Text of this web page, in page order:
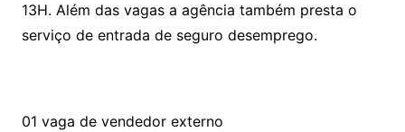
13H. Além das vagas a agência também presta o
serviço de entrada de seguro desemprego.
01 vaga de vendedor externo